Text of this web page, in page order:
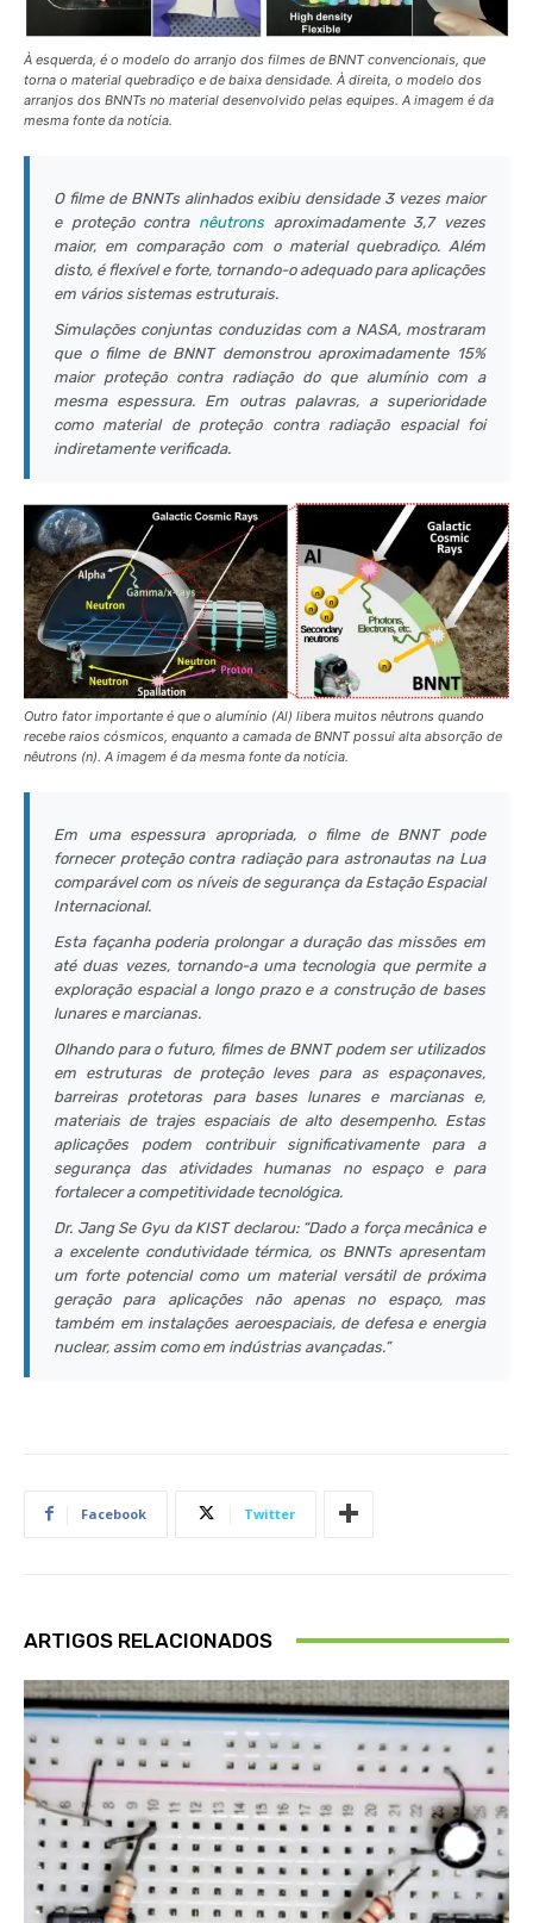
À esquerda, é o modelo do arranjo dos filmes de BNNT convencionais, que
torna o material quebradiço e de baixa densidade. À direita, o modelo dos
arranjos dos BNNTs no material desenvolvido pelas equipes. A imagem é da
mesma fonte da notícia.
O filme de BNNTs alinhados exibiu densidade 3 vezes maior
e proteção contra nêutrons aproximadamente 3,7 vezes
maior, em comparação com o material quebradiço. Além
disto, é flexível e forte, tornando-o adequado para aplicações
em vários sistemas estruturais.
Simulações conjuntas conduzidas com a NASA, mostraram
que o filme de BNNT demonstrou aproximadamente 15%
maior proteção contra radiação do que alumínio com a
mesma espessura. Em outras palavras, a superioridade
como material de proteção contra radiação espacial foi
indiretamente verificada.
Outro fator importante é que o alumínio (Al) libera muitos nêutrons quando
recebe raios cósmicos, enquanto a camada de BNNT possui alta absorção de
nêutrons (n). A imagem é da mesma fonte da notícia.
Em uma espessura apropriada, o filme de BNNT pode
fornecer proteção contra radiação para astronautas na Lua
comparável com os níveis de segurança da Estação Espacial
Internacional.
Esta façanha poderia prolongar a duração das missões em
até duas vezes, tornando-a uma tecnologia que permite a
exploração espacial a longo prazo e a construção de bases
lunares e marcianas.
Olhando para o futuro, filmes de BNNT podem ser utilizados
em estruturas de proteção leves para as espaçonaves,
barreiras protetoras para bases lunares e marcianas e,
materiais de trajes espaciais de alto desempenho. Estas
aplicações podem contribuir significativamente para a
segurança das atividades humanas no espaço e para
fortalecer a competitividade tecnológica.
Dr. Jang Se Gyu da KIST declarou: “Dado a força mecânica e
a excelente condutividade térmica, os BNNTs apresentam
um forte potencial como um material versátil de próxima
geração para aplicações não apenas no espaço, mas
também em instalações aeroespaciais, de defesa e energia
nuclear, assim como em indústrias avançadas.”
Facebook Twitter
ARTIGOS RELACIONADOS